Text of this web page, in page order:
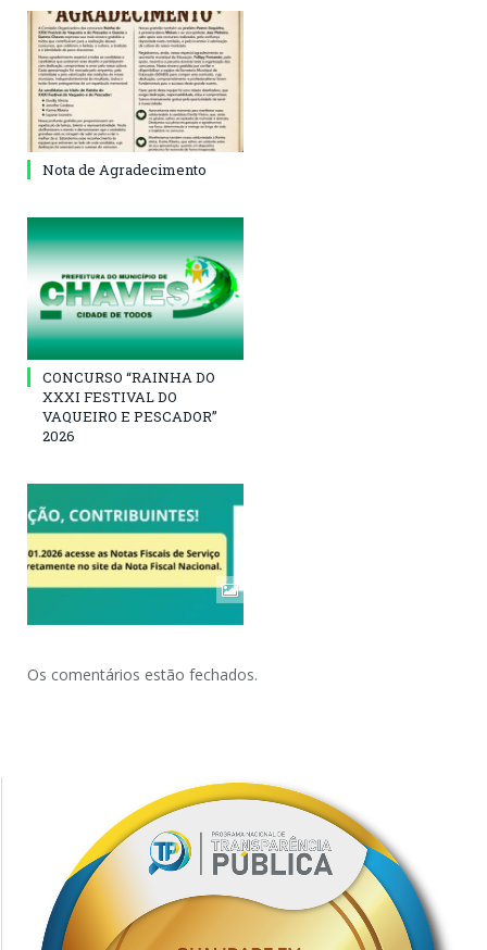
Nota de Agradecimento
CONCURSO “RAINHA DO
XXXI FESTIVAL DO
VAQUEIRO E PESCADOR”
2026
Os comentários estão fechados.